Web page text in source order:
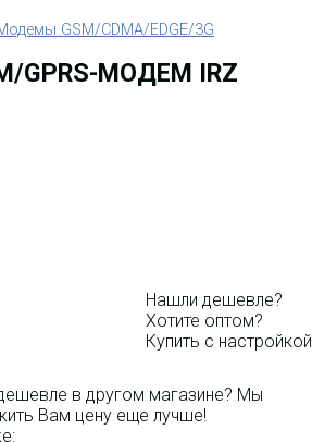
GSM/CDMA/EDGE/3G
GPRS-МОДЕМ IRZ
Нашли дешевле?
Хотите оптом?
Купить с настройкой
в другом магазине? Мы
Вам цену еще лучше!